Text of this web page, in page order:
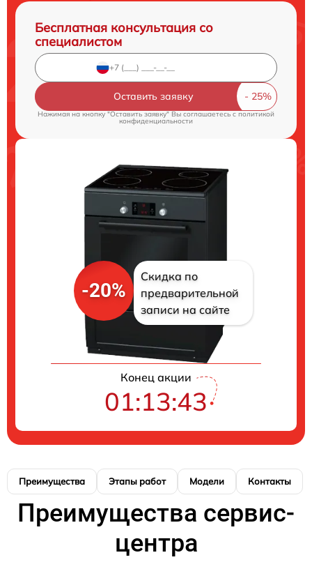
Бесплатная консультация со
специалистом
Оставить заявку
Нажимая на кнопку "Оставить заявку" Вы соглашаетесь cполитикой
конфиденциальности
-20%
Скидка по
предварительной
записи на сайте
Конец акции
01:13:42
Преимущества Этапы работ Модели Контакты
Преимущества сервис-
центра